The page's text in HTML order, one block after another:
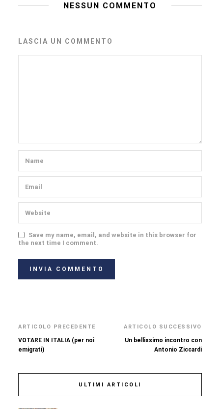
NESSUN COMMENTO
LASCIA UN COMMENTO
Save my name, email, and website in this browser for
the next time I comment.
ARTICOLO PRECEDENTE
VOTARE IN ITALIA (per noi
emigrati)
ARTICOLO SUCCESSIVO
Un bellissimo incontro con
Antonio Ziccardi
ULTIMI ARTICOLI